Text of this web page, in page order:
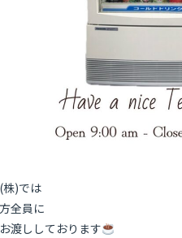
株)では
全員に
渡ししております